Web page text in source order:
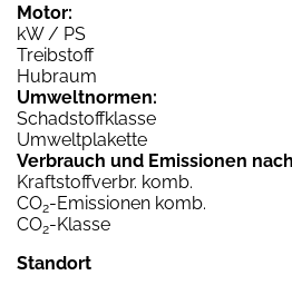
Motor:
kW / PS
Treibstoff
Hubraum
Umweltnormen:
Schadstoffklasse
Umweltplakette
Verbrauch und Emissionen
Kraftstoffverbr. komb.
CO2-Emissionen komb.
CO2-Klasse
Standort